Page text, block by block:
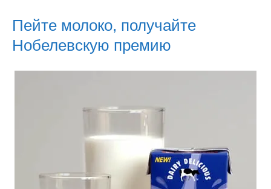
Пейте молоко, получайте
Нобелевскую премию